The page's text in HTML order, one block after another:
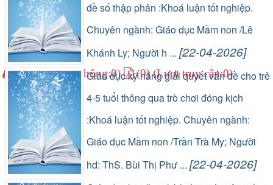
đề số thập phân :Khoá luận tốt nghiệp.
Chuyên ngành: Giáo dục Mầm non /Lê
Khánh Ly; Người h ... [22-04-2026]
(1) (Lượt lưu thông:0) (0) (Lượt truy cập:0)
Giáo dục kỹ năng giải quyết vấn đề cho trẻ
4-5 tuổi thông qua trò chơi đóng kịch
:Khoá luận tốt nghiệp. Chuyên ngành:
Giáo dục Mầm non /Trần Trà My; Người
hd: ThS. Bùi Thị Phư ... [22-04-2026]